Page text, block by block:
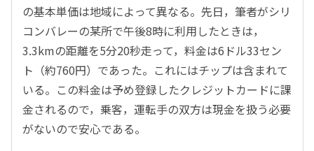
の基本単価は地域によって異なる。先日，筆者がシリ
コンバレーの某所で午後8時に利用したときは，
3.3kmの距離を5分20秒走って，料金は6ドル33セン
ト（約760円）であった。これにはチップは含まれて
いる。この料金は予め登録したクレジットカードに課
金されるので，乗客，運転手の双方は現金を扱う必要
がないので安心である。